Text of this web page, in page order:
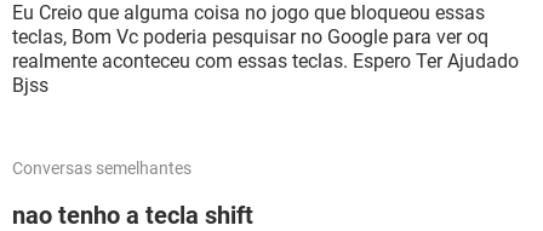
Eu Creio que alguma coisa no jogo que bloqueou essas
teclas, Bom Vc poderia pesquisar no Google para ver oq
realmente aconteceu com essas teclas. Espero Ter Ajudado
Bjss
Conversas semelhantes
nao tenho a tecla shift